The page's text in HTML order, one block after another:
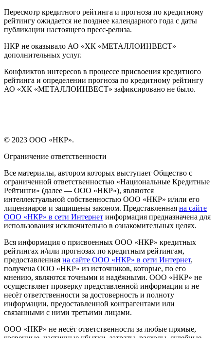
Пересмотр кредитного рейтинга и прогноза по кредитному
рейтингу ожидается не позднее календарного года с даты
публикации настоящего пресс-релиза.
НКР не оказывало АО «ХК «МЕТАЛЛОИНВЕСТ»
дополнительных услуг.
Конфликтов интересов в процессе присвоения кредитного
рейтинга и определении прогноза по кредитному рейтингу
АО «ХК «МЕТАЛЛОИНВЕСТ» зафиксировано не было.
© 2023 ООО «НКР».
Ограничение ответственности
Все материалы, автором которых выступает Общество с
ограниченной ответственностью «Национальные Кредитные
Рейтинги» (далее — ООО «НКР»), являются
интеллектуальной собственностью ООО «НКР» и/или его
лицензиаров и защищены законом. Представленная на сайте
ООО «НКР» в сети Интернет информация предназначена для
использования исключительно в ознакомительных целях.
Вся информация о присвоенных ООО «НКР» кредитных
рейтингах и/или прогнозах по кредитным рейтингам,
предоставленная на сайте ООО «НКР» в сети Интернет,
получена ООО «НКР» из источников, которые, по его
мнению, являются точными и надёжными. ООО «НКР» не
осуществляет проверку представленной информации и не
несёт ответственности за достоверность и полноту
информации, предоставленной контрагентами или
связанными с ними третьими лицами.
ООО «НКР» не несёт ответственности за любые прямые,